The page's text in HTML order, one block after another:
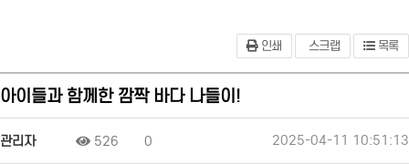
인쇄 스크랩 목록
아이들과 함께한 깜짝 바다 나들이!
관리자 526 0 2025-04-11 10:51:13